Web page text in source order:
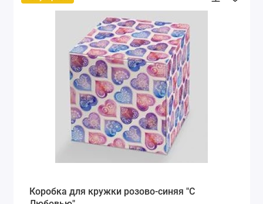
Коробка для кружки розово-синяя "С